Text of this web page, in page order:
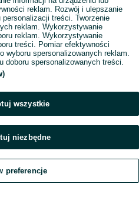
Dodaj Czat Konto
reklam. Rozwój i ulepszanie
personalizacji treści. Tworzenie
reklam. Wykorzystywanie
reklam. Wykorzystywanie
treści. Pomiar efektywności
wyboru spersonalizowanych reklam.
doboru spersonalizowanych treści.
wszystkie
niezbędne
preferencje